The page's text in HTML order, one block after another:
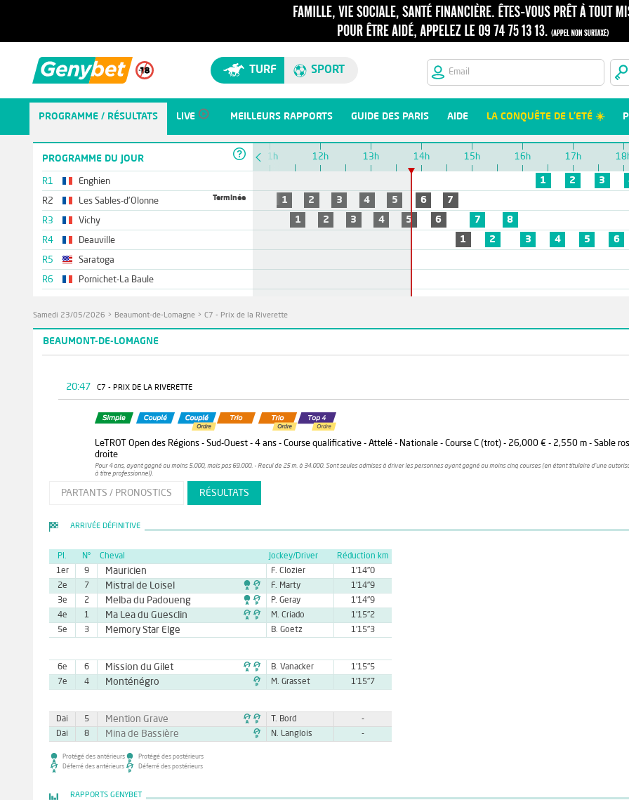
TURF SPORT
PROGRAMME / RÉSULTATS LIVE MEILLEURS RAPPORTS GUIDE DES PARIS AIDE LA CONQUÊTE DE L'ETÉ ☀️
PROGRAMME DU JOUR
R1 Enghien
R2 Les Sables-d'Olonne Terminée
R3 Vichy
R4 Deauville
R5 Saratoga
R6 Pornichet-La Baule
11h 12h 13h 14h 15h 16h 17h
1 2 3
1
2 3 4 5 6
7
1
2 3 4 5 6 7
8
1
2 3 4 5 6
Samedi 23/05/2026 > Beaumont-de-Lomagne > C7 - Prix de la Riverette
BEAUMONT-DE-LOMAGNE
20:47 C7 - PRIX DE LA RIVERETTE
LeTROT Open des Régions - Sud-Ouest - 4 ans - Course qualificative - Attelé - Nationale - Course C (trot) - 26,000 € - 2,550 m - Sable
droite
Pour 4 ans, ayant gagné au moins 5.000, mais pas 69.000. - Recul de 25 m. à 34.000. Sont seules admises à driver les personnes ayant gagné au moins cinq courses (en étant titulaire d'une
à titre professionnel).
PARTANTS / PRONOSTICS RÉSULTATS
ARRIVÉE DÉFINITIVE
Pl. N° Cheval Jockey/Driver
Réduction km
1er
9 Mauricien F. Clozier
1'14''0
2e
7 Mistral de Loisel  F. Marty
1'14''9
3e
2 Melba du Padoueng  P. Geray
1'14''9
4e
1 Ma Lea du Guesclin  M. Criado
1'15''2
5e
3 Memory Star Elge B. Goetz 1'15''3
6e 6 Mission du Gilet  B. Vanacker
1'15''5
7e
4 Monténégro  M. Grasset 1'15''7
Dai 5 Mention Grave  T. Bord
-
Dai
8 Mina de Bassière  N. Langlois -
Protégé des antérieurs
Déferré des antérieurs
Protégé des postérieurs
Déferré des postérieurs
RAPPORTS GENYBET